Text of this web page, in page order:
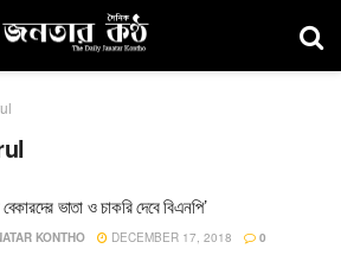
বেকারদের ভাতা ও চাকরি দেবে বিএনপি’
KONTHO DECEMBER 17, 2018 0